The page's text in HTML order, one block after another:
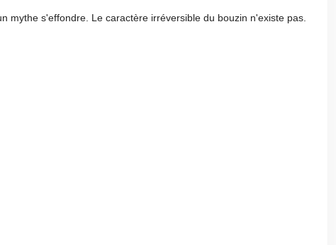
mythe s'effondre. Le caractère irréversible du bouzin n'existe pas.